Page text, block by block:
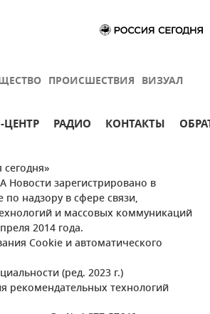
ПРОИСШЕСТВИЯ ВИЗУАЛ
ЦЕНТР РАДИО КОНТАКТЫ
Новости зарегистрировано в
надзору в сфере связи,
и массовых коммуникаций
2014 года.
Cookie и автоматического
(ред. 2023 г.)
рекомендательных технологий